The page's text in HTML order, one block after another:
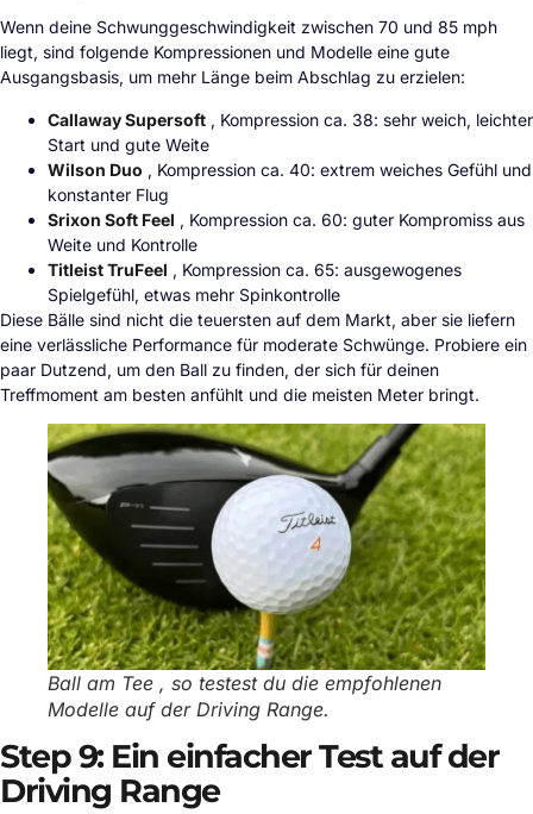
Wenn deine Schwunggeschwindigkeit zwischen 70 und 85 mph
liegt, sind folgende Kompressionen und Modelle eine gute
Ausgangsbasis, um mehr Länge beim Abschlag zu erzielen:
Callaway Supersoft , Kompression ca. 38: sehr weich, leichter
Start und gute Weite
Wilson Duo , Kompression ca. 40: extrem weiches Gefühl und
konstanter Flug
Srixon Soft Feel , Kompression ca. 60: guter Kompromiss aus
Weite und Kontrolle
Titleist TruFeel , Kompression ca. 65: ausgewogenes
Spielgefühl, etwas mehr Spinkontrolle
Diese Bälle sind nicht die teuersten auf dem Markt, aber sie liefern
eine verlässliche Performance für moderate Schwünge. Probiere ein
paar Dutzend, um den Ball zu finden, der sich für deinen
Treffmoment am besten anfühlt und die meisten Meter bringt.
Ball am Tee , so testest du die empfohlenen
Modelle auf der Driving Range.
Step 9: Ein einfacher Test auf der
Driving Range